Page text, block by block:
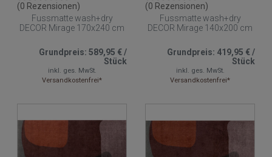
(0 Rezensionen)
Fussmatte wash+dry
DECOR Mirage 170x240 cm
Grundpreis: 589,95 €/
Stück
inkl. ges. MwSt.
Versandkostenfrei*
(0 Rezensionen)
Fussmatte wash+dry
DECOR Mirage 140x200 cm
Grundpreis: 419,95 €/
Stück
inkl. ges. MwSt.
Versandkostenfrei*